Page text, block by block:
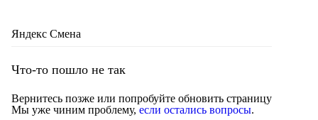
Яндекс Смена
Что-то пошло не так
Вернитесь позже или попробуйте обновить страницу
Мы уже чиним проблему, если остались вопросы.